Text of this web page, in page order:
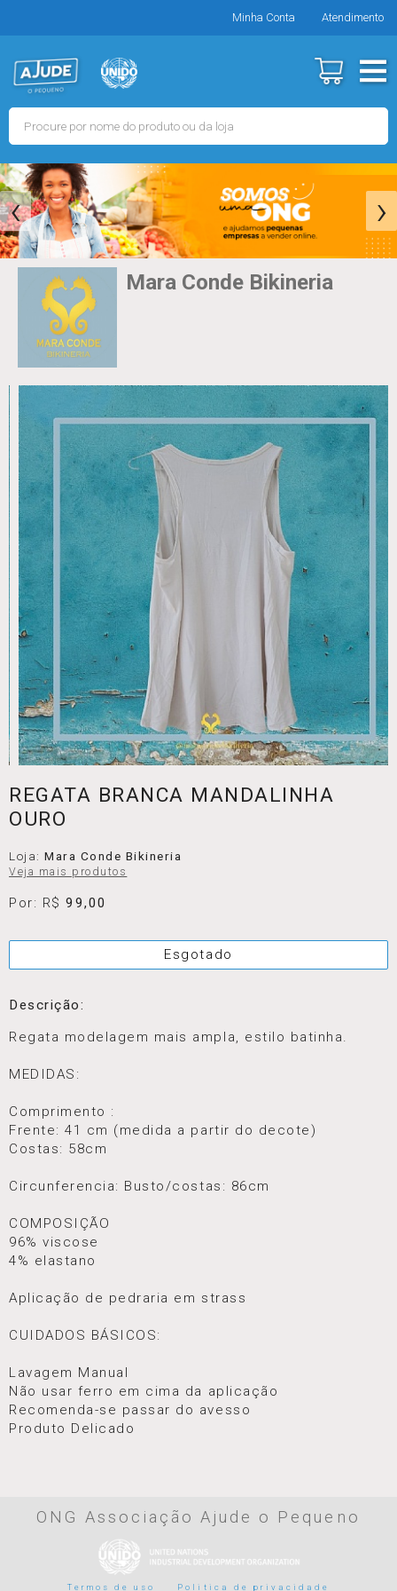
Minha Conta Atendimento
‹ ›
Mara Conde Bikineria
REGATA BRANCA MANDALINHA
OURO
Loja:Mara Conde Bikineria
Veja mais produtos
Por: R$99,00
Esgotado
Descrição:
Regata modelagem mais ampla, estilo batinha.
MEDIDAS:
Comprimento :
Frente: 41 cm (medida a partir do decote)
Costas: 58cm
Circunferencia: Busto/costas: 86cm
COMPOSIÇÃO
96% viscose
4% elastano
Aplicação de pedraria em strass
CUIDADOS BÁSICOS:
Lavagem Manual
Não usar ferro em cima da aplicação
Recomenda-se passar do avesso
Produto Delicado
ONG Associação Ajude o Pequeno
Termos de uso Politica de privacidade